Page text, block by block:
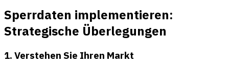
Sperrdaten implementieren:
Strategische Überlegungen
1. Verstehen Sie Ihren Markt